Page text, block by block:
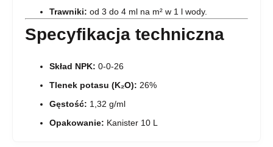
Trawniki: od 3 do 4 ml na m² w 1 l wody.
Specyfikacja techniczna
Skład NPK: 0-0-26
Tlenek potasu (K₂O): 26%
Gęstość: 1,32 g/ml
Opakowanie: Kanister 10 L